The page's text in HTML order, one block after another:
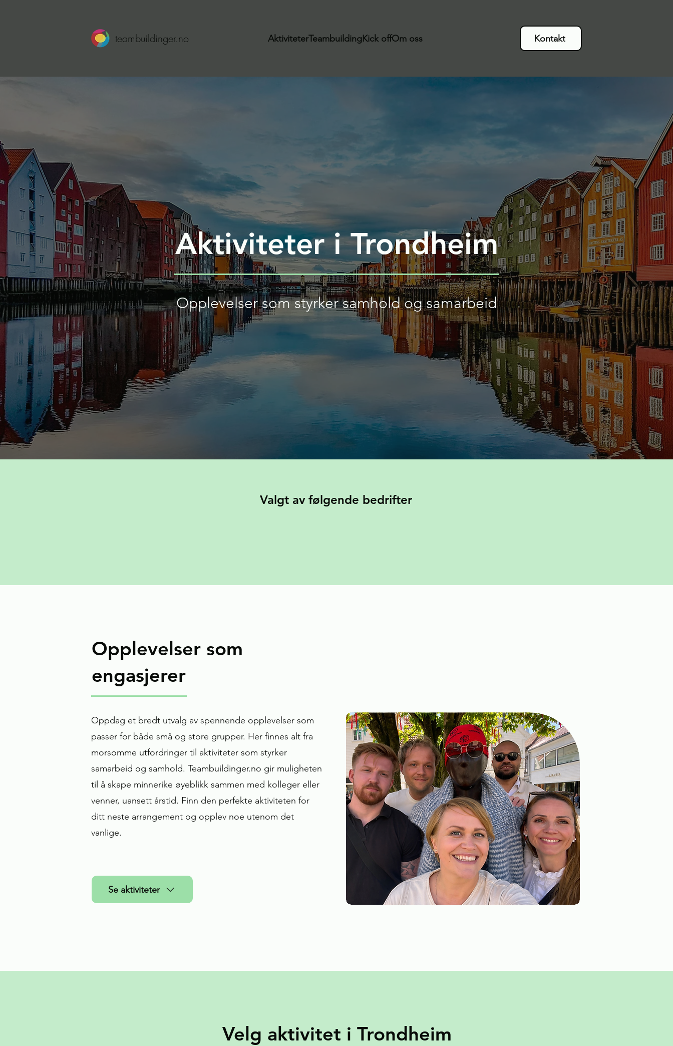
teambuildinger.no AktiviteterTeambuildingKick offOm oss Kontakt
Aktiviteter i Trondheim
Opplevelser som styrker samhold og samarbeid
Valgt av følgende bedrifter
Opplevelser som
engasjerer
Oppdag et bredt utvalg av spennende opplevelser som
passer for både små og store grupper. Her finnes alt fra
morsomme utfordringer til aktiviteter som styrker
samarbeid og samhold. Teambuildinger.no gir muligheten
til å skape minnerike øyeblikk sammen med kolleger eller
venner, uansett årstid. Finn den perfekte aktiviteten for
ditt neste arrangement og opplev noe utenom det
vanlige.
Se aktiviteter
Velg aktivitet i Trondheim